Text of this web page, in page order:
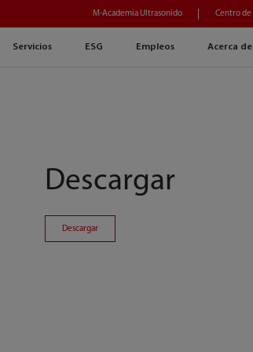
Servicios ESG Empleos Acerca
M-Academia Ultrasonido Centro de
Descargar
Descargar